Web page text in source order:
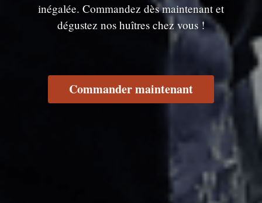
inégalée. Commandez dès maintenant et
dégustez nos huîtres chez vous !
Commander maintenant